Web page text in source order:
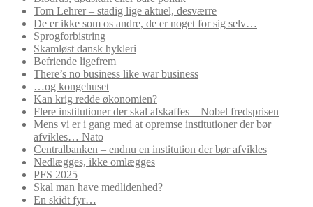
Tom Lehrer – stadig lige aktuel, desværre
De er ikke som os andre, de er noget for sig selv…
Sprogforbistring
Skamløst dansk hykleri
Befriende ligefrem
There’s no business like war business
…og kongehuset
Kan krig redde økonomien?
Flere institutioner der skal afskaffes – Nobel fredsprisen
Mens vi er i gang med at opremse institutioner der bør
afvikles… Nato
Centralbanken – endnu en institution der bør afvikles
Nedlægges, ikke omlægges
PFS 2025
Skal man have medlidenhed?
En skidt fyr…